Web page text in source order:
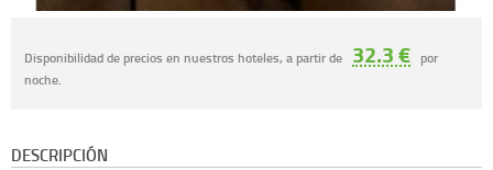
Disponibilidad de precios en nuestros hoteles, a partir de 32.3 € por
noche.
DESCRIPCIÓN